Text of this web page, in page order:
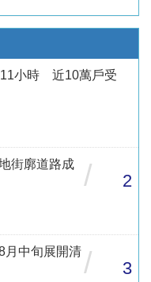
小時 近10萬戶受
街廓道路成
/ 2
中旬展開清 / 3